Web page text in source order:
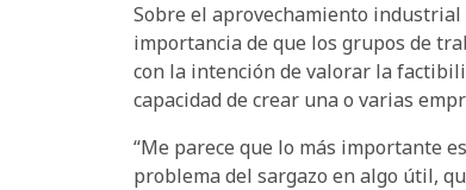
Sobre el aprovechamiento
importancia de que los grupos de
con la intención de valorar la
capacidad de crear una o varias
“Me parece que lo más importante
problema del sargazo en algo útil,